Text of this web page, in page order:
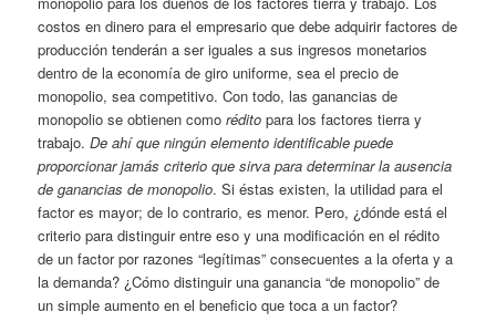
costos en dinero para el empresario que debe adquirir factores de
producción tenderán a ser iguales a sus ingresos monetarios
dentro de la economía de giro uniforme, sea el precio de
monopolio, sea competitivo. Con todo, las ganancias de
monopolio se obtienen comoréditopara los factores tierra y
trabajo.De ahí que ningún elemento identificable puede
proporcionar jamás criterio que sirva para determinar la ausencia
de ganancias de monopolio. Si éstas existen, la utilidad para el
factor es mayor; de lo contrario, es menor. Pero, ¿dónde está el
criterio para distinguir entre eso y una modificación en el rédito
de un factor por razones “legítimas” consecuentes a la oferta y a
la demanda? ¿Cómo distinguir una ganancia “de monopolio” de
un simple aumento en el beneficio que toca a un factor?